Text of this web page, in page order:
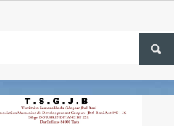
inondations
a Dakhla et
Tata
renforce les vols Paris-